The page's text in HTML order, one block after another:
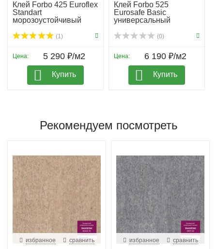
Клей Forbo 425 Euroflex
Standart
морозоустойчивый
(1)
Цена: 5 290 ₽/м2
Купить
Клей Forbo 525
Eurosafe Basic
универсальный
(0)
Цена: 6 190 ₽/м2
Купить
Рекомендуем посмотреть
избранное сравнить избранное сравнить